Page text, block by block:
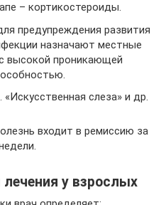
– кортикостероиды.
предупреждения развития
назначают местные
высокой проникающей
слеза» и др.
входит в ремиссию за
у взрослых